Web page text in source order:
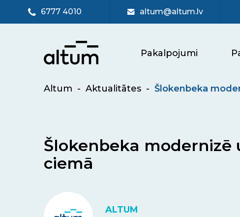
6777 4010 altum@altum.lv
Pakalpojumi
Altum - Aktualitātes - Šlokenbeka
Šlokenbeka modernizē
ciemā
ALTUM